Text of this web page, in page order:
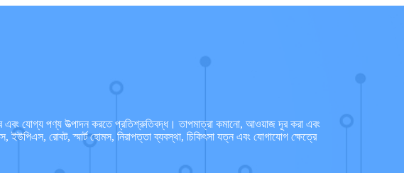
যোগ্য পণ্য উত্পাদন করতে প্রতিশ্রুতিবদ্ধ। তাপমাত্রা কমানো, আওয়াজ দূর করা এবং
রোবট, স্মার্ট হোমস, নিরাপত্তা ব্যবস্থা, চিকিৎসা যত্ন এবং যোগাযোগ ক্ষেত্রে